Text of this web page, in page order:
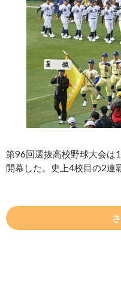
第96回選抜高校野球大会は
開幕した。史上4校目の2連